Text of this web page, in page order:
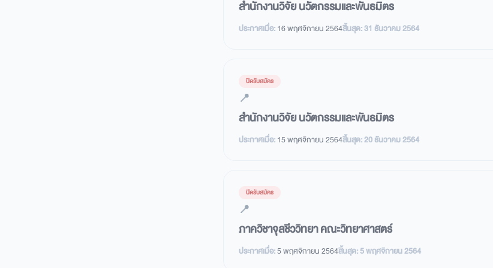
สำนักงานวิจัย นวัตกรรมและพันธมิตร
ประกาศเมื่อ:16 พฤศจิกายน 2564สิ้นสุด:31 ธันวาคม 2564
ปิดรับสมัคร
📍
สำนักงานวิจัย นวัตกรรมและพันธมิตร
ประกาศเมื่อ:15 พฤศจิกายน 2564สิ้นสุด:20 ธันวาคม 2564
ปิดรับสมัคร
📍
ภาควิชาจุลชีววิทยา คณะวิทยาศาสตร์
ประกาศเมื่อ:5 พฤศจิกายน 2564สิ้นสุด:5 พฤศจิกายน 2564